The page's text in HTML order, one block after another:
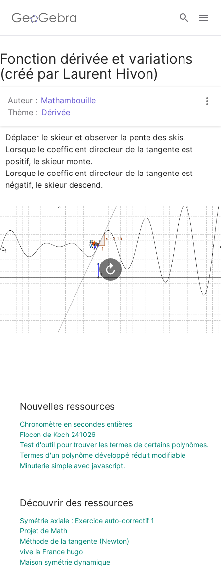
Google Classroom
Fonction dérivée et variations
(créé par Laurent Hivon)
Auteur : Mathambouille
Thème : Dérivée
Déplacer le skieur et observer la pente des skis.
Lorsque le coefficient directeur de la tangente est
positif, le skieur monte.
Lorsque le coefficient directeur de la tangente est
négatif, le skieur descend.
Nouvelles ressources
Chronomètre en secondes entières
Flocon de Koch 241026
Test d'outil pour trouver les termes de certains polynômes.
Termes d'un polynôme développé réduit modifiable
Minuterie simple avec javascript.
Découvrir des ressources
Symétrie axiale : Exercice auto-correctif 1
Projet de Math
Méthode de la tangente (Newton)
vive la France hugo
Maison symétrie dynamique